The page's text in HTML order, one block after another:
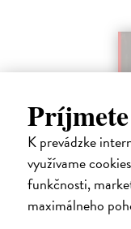
Príjmete
K prevádzke
využívame
funkčnosti,
maximálneho